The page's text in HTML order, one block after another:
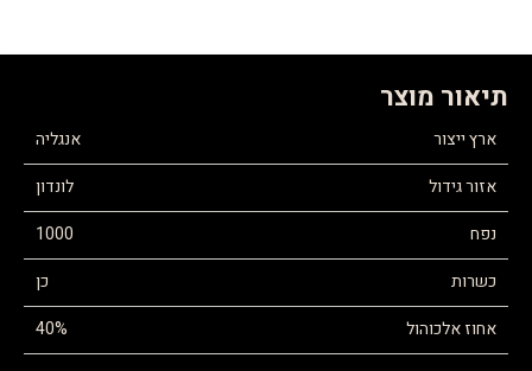
תיאור מוצר
ארץ ייצור
אנגליה
אזור גידול
לונדון
נפח
1000
כשרות
כן
אחוז אלכוהול
40%